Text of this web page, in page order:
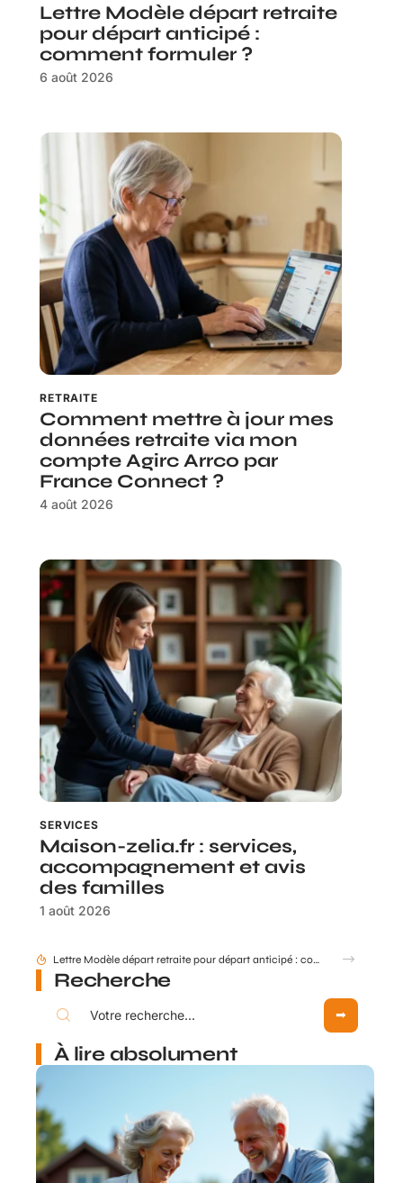
Lettre Modèle départ retraite
pour départ anticipé :
comment formuler ?
6 août 2026
RETRAITE
Comment mettre à jour mes
données retraite via mon
compte Agirc Arrco par
France Connect ?
4 août 2026
SERVICES
Maison-zelia.fr : services,
accompagnement et avis
des familles
1 août 2026
Comment mettre à jour mes données retraite via mon compte Agirc Arrco par France Connect ?
Recherche
À lire absolument